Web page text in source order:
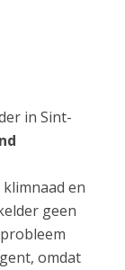
in Sint-
en
geen
omdat